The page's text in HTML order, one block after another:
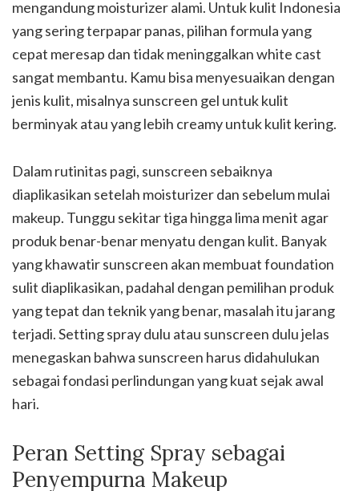
mengandung moisturizer alami. Untuk kulit Indonesia
yang sering terpapar panas, pilihan formula yang
cepat meresap dan tidak meninggalkan white cast
sangat membantu. Kamu bisa menyesuaikan dengan
jenis kulit, misalnya sunscreen gel untuk kulit
berminyak atau yang lebih creamy untuk kulit kering.
Dalam rutinitas pagi, sunscreen sebaiknya
diaplikasikan setelah moisturizer dan sebelum mulai
makeup. Tunggu sekitar tiga hingga lima menit agar
produk benar-benar menyatu dengan kulit. Banyak
yang khawatir sunscreen akan membuat foundation
sulit diaplikasikan, padahal dengan pemilihan produk
yang tepat dan teknik yang benar, masalah itu jarang
terjadi. Setting spray dulu atau sunscreen dulu jelas
menegaskan bahwa sunscreen harus didahulukan
sebagai fondasi perlindungan yang kuat sejak awal
hari.
Peran Setting Spray sebagai
Penyempurna Makeup